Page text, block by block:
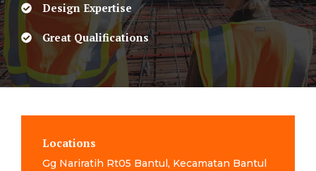
Design Expertise
Great Qualifications
Locations
Gg Nariratih Rt05 Bantul, Kecamatan Bantul